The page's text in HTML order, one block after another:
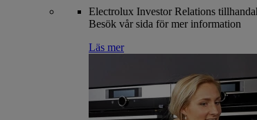
Electrolux Investor Relations
Besök vår sida för mer information
Läs mer